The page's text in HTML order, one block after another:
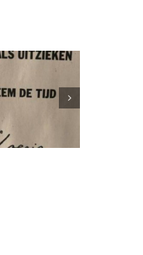
Moeder-de-vrouw in de